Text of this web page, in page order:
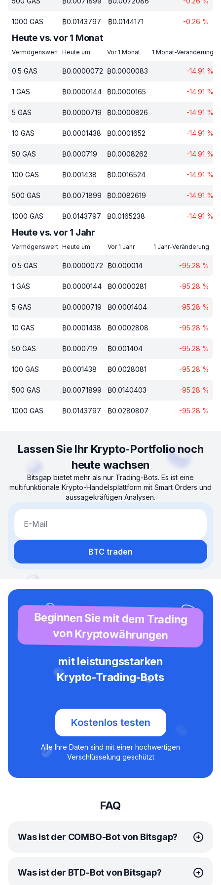
1000 GAS ₿0.0143797 ₿0.0144171 -0.26 %
Heute vs. vor 1 Monat
Vermögenswert Heute um Vor 1 Monat 1 Monat-Veränderung
0.5 GAS ₿0.0000072 ₿0.0000083 -14.91 %
1 GAS ₿0.0000144 ₿0.0000165 -14.91 %
5 GAS ₿0.0000719 ₿0.0000826 -14.91 %
10 GAS ₿0.0001438 ₿0.0001652 -14.91 %
50 GAS ₿0.000719 ₿0.0008262 -14.91 %
100 GAS ₿0.001438 ₿0.0016524 -14.91 %
500 GAS ₿0.0071899 ₿0.0082619 -14.91 %
1000 GAS ₿0.0143797 ₿0.0165238 -14.91 %
Heute vs. vor 1 Jahr
Vermögenswert Heute um Vor 1 Jahr 1 Jahr-Veränderung
0.5 GAS ₿0.0000072 ₿0.000014 -95.28 %
1 GAS ₿0.0000144 ₿0.0000281 -95.28 %
5 GAS ₿0.0000719 ₿0.0001404 -95.28 %
10 GAS ₿0.0001438 ₿0.0002808 -95.28 %
50 GAS ₿0.000719 ₿0.001404 -95.28 %
100 GAS ₿0.001438 ₿0.0028081 -95.28 %
500 GAS ₿0.0071899 ₿0.0140403 -95.28 %
1000 GAS ₿0.0143797 ₿0.0280807 -95.28 %
Lassen Sie Ihr Krypto-Portfolio noch
heute wachsen
Bitsgap bietet mehr als nur Trading-Bots. Es ist eine
multifunktionale Krypto-Handelsplattform mit Smart Orders und
aussagekräftigen Analysen.
E-Mail
BTC traden
Beginnen Sie mit dem Trading
von Kryptowährungen
mit leistungsstarken
Krypto-Trading-Bots
Kostenlos testen
Alle Ihre Daten sind mit einer hochwertigen
Verschlüsselung geschützt
FAQ
Was ist der COMBO-Bot von Bitsgap?
Der COMBO-Botvon Bitsgap ist eine ausgeklügelte
automatisierte Handelslösung, die speziell für den
Was ist der BTD-Bot von Bitsgap?